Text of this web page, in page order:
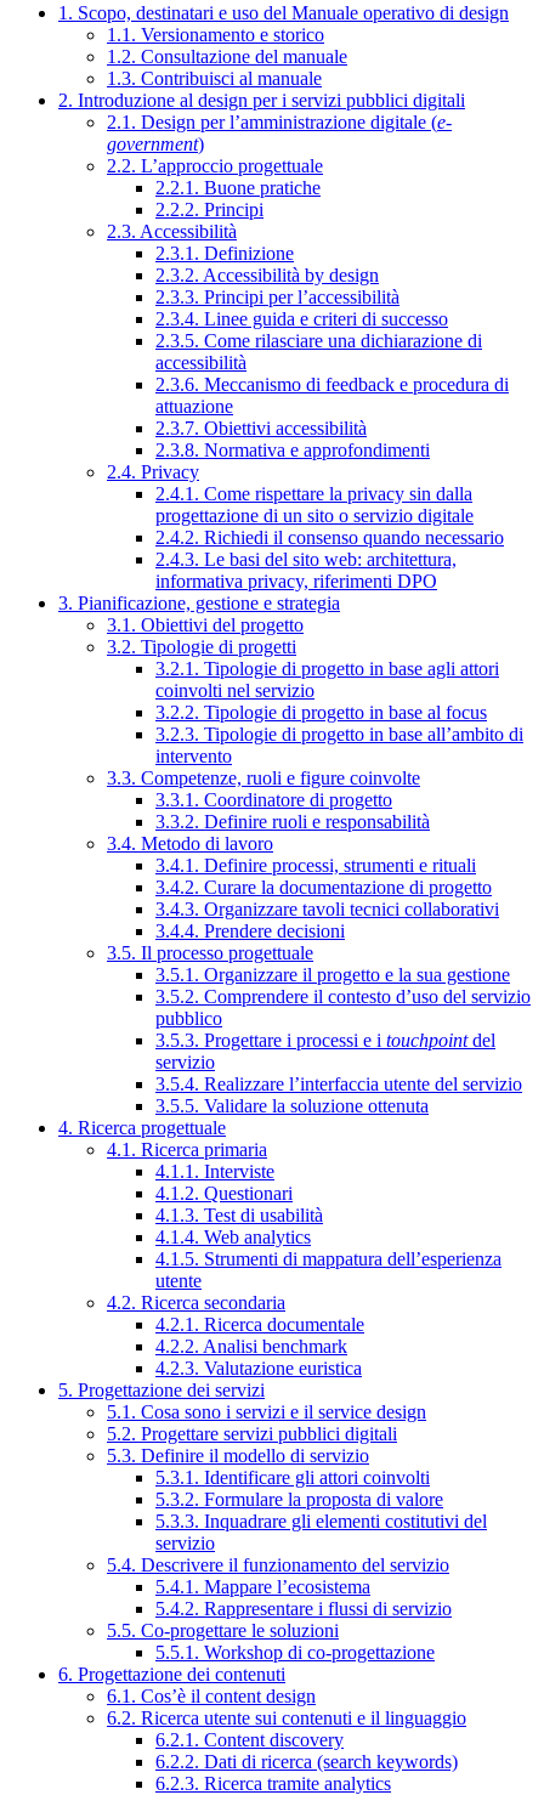
1. Scopo, destinatari e uso del Manuale operativo di design
1.1. Versionamento e storico
1.2. Consultazione del manuale
1.3. Contribuisci al manuale
2. Introduzione al design per i servizi pubblici digitali
2.1. Design per l’amministrazione digitale (e-
government)
2.2. L’approccio progettuale
2.2.1. Buone pratiche
2.2.2. Principi
2.3. Accessibilità
2.3.1. Definizione
2.3.2. Accessibilità by design
2.3.3. Principi per l’accessibilità
2.3.4. Linee guida e criteri di successo
2.3.5. Come rilasciare una dichiarazione di
accessibilità
2.3.6. Meccanismo di feedback e procedura di
attuazione
2.3.7. Obiettivi accessibilità
2.3.8. Normativa e approfondimenti
2.4. Privacy
2.4.1. Come rispettare la privacy sin dalla
progettazione di un sito o servizio digitale
2.4.2. Richiedi il consenso quando necessario
2.4.3. Le basi del sito web: architettura,
informativa privacy, riferimenti DPO
3. Pianificazione, gestione e strategia
3.1. Obiettivi del progetto
3.2. Tipologie di progetti
3.2.1. Tipologie di progetto in base agli attori
coinvolti nel servizio
3.2.2. Tipologie di progetto in base al focus
3.2.3. Tipologie di progetto in base all’ambito di
intervento
3.3. Competenze, ruoli e figure coinvolte
3.3.1. Coordinatore di progetto
3.3.2. Definire ruoli e responsabilità
3.4. Metodo di lavoro
3.4.1. Definire processi, strumenti e rituali
3.4.2. Curare la documentazione di progetto
3.4.3. Organizzare tavoli tecnici collaborativi
3.4.4. Prendere decisioni
3.5. Il processo progettuale
3.5.1. Organizzare il progetto e la sua gestione
3.5.2. Comprendere il contesto d’uso del servizio
pubblico
3.5.3. Progettare i processi e i touchpointdel
servizio
3.5.4. Realizzare l’interfaccia utente del servizio
3.5.5. Validare la soluzione ottenuta
4. Ricerca progettuale
4.1. Ricerca primaria
4.1.1. Interviste
4.1.2. Questionari
4.1.3. Test di usabilità
4.1.4. Web analytics
4.1.5. Strumenti di mappatura dell’esperienza
utente
4.2. Ricerca secondaria
4.2.1. Ricerca documentale
4.2.2. Analisi benchmark
4.2.3. Valutazione euristica
5. Progettazione dei servizi
5.1. Cosa sono i servizi e il service design
5.2. Progettare servizi pubblici digitali
5.3. Definire il modello di servizio
5.3.1. Identificare gli attori coinvolti
5.3.2. Formulare la proposta di valore
5.3.3. Inquadrare gli elementi costitutivi del
servizio
5.4. Descrivere il funzionamento del servizio
5.4.1. Mappare l’ecosistema
5.4.2. Rappresentare i flussi di servizio
5.5. Co-progettare le soluzioni
5.5.1. Workshop di co-progettazione
6. Progettazione dei contenuti
6.1. Cos’è il content design
6.2. Ricerca utente sui contenuti e il linguaggio
6.2.1. Content discovery
6.2.2. Dati di ricerca (search keywords)
6.2.3. Ricerca tramite analytics